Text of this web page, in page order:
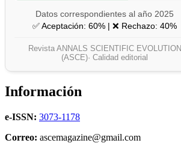
Datos correspondientes al año 2025
✅ Aceptación: 60% | ❌ Rechazo: 40%
Revista ANNALS SCIENTIFIC EVOLUTION
(ASCE)· Calidad editorial
Información
e-ISSN: 3073-1178
Correo: ascemagazine@gmail.com